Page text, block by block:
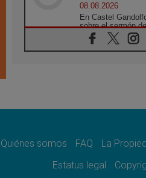
08.08.2026
En Castel
sobre el sermón
08.08.2026
En Colombia, «la
08.08.2026
08.08.2026
del Buen Consejo
Quiénes somos FAQ La
Estatus legal